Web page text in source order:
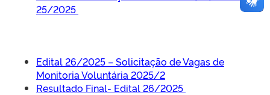
25/2025
Edital 26/2025 – Solicitação de Vagas de
Monitoria Voluntária 2025/2
Resultado Final- Edital 26/2025